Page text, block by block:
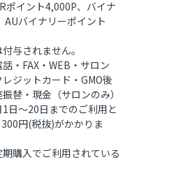
ント4,000P、バイナ
AUバイナリーポイント
与されません。
FAX・WEB・サロン
ットカード・GMO後
替・現金（サロンのみ）
日～20日までのご利用と
円(税抜)がかかりま
購入でご利用されている